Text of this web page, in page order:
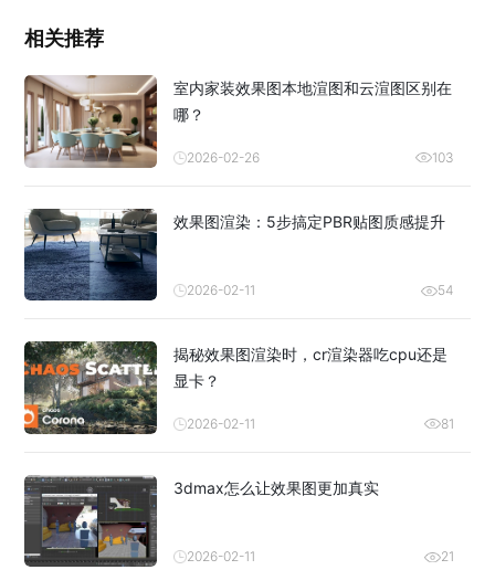
相关推荐
室内家装效果图本地渲图和云渲图区别在
哪？
2026-02-26 103
效果图渲染：5步搞定PBR贴图质感提升
2026-02-11 54
揭秘效果图渲染时，cr渲染器吃cpu还是
显卡？
2026-02-11 81
3dmax怎么让效果图更加真实
2026-02-11 21